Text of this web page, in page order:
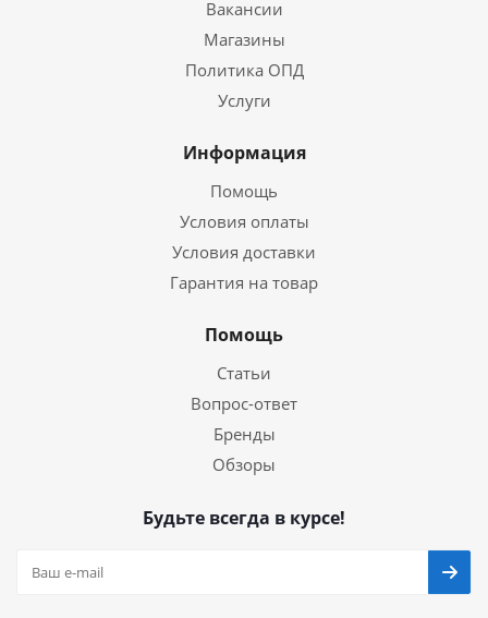
Вакансии
Магазины
Политика ОПД
Услуги
Информация
Помощь
Условия оплаты
Условия доставки
Гарантия на товар
Помощь
Статьи
Вопрос-ответ
Бренды
Обзоры
Будьте всегда в курсе!